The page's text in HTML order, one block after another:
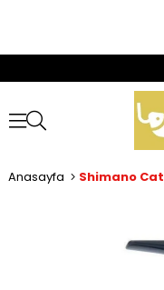
Anasayfa Shimano